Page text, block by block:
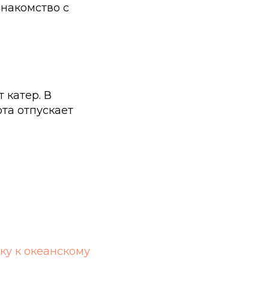
с
катер. В
отпускает
к океанскому